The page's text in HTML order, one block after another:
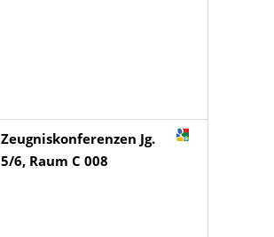
Zeugniskonferenzen Jg.
5/6, Raum C 008